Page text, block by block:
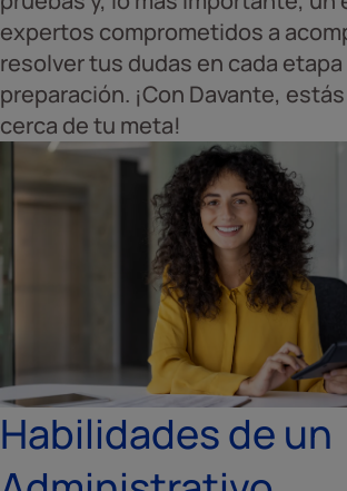
expertos comprometidos a
resolver tus dudas en cada
preparación. ¡Con Davante,
cerca de tu meta!
Habilidades de un